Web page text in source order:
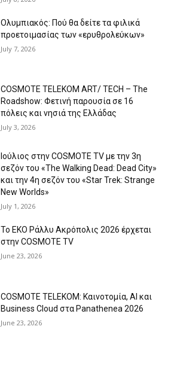
Ολυμπιακός: Πού θα δείτε τα φιλικά
προετοιμασίας των «ερυθρολεύκων»
July 7, 2026
COSMOTE TELEKOM ART/ TECH – The
Roadshow: Φετινή παρουσία σε 16
πόλεις και νησιά της Ελλάδας
July 3, 2026
Ιούλιος στην COSMOTE TV με την 3η
σεζόν του «The Walking Dead: Dead City»
και την 4η σεζόν του «Star Trek: Strange
New Worlds»
July 1, 2026
Το ΕΚΟ Ράλλυ Ακρόπολις 2026 έρχεται
στην COSMOTE TV
June 23, 2026
COSMOTE TELEKOM: Καινοτομία, AI και
Business Cloud στα Panathenea 2026
June 23, 2026